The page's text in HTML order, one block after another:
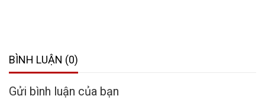
BÌNH LUẬN (0)
Gửi bình luận của bạn